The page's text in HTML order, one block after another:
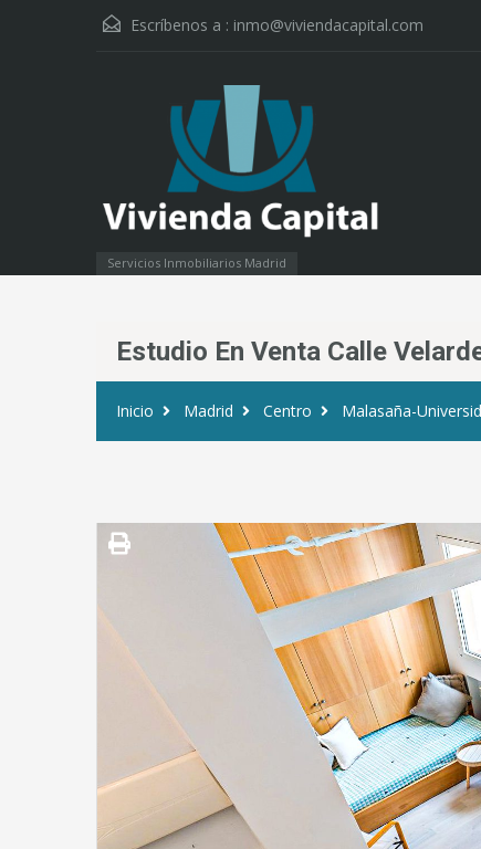
Escríbenos a : inmo@viviendacapital.com
Servicios Inmobiliarios Madrid
Estudio En Venta Calle
Inicio Madrid Centro Malasaña-